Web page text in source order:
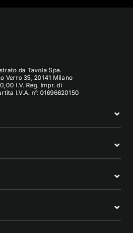
da Tavola Spa.
Verro 35, 20141 Milano
I.V. Reg. Impr. di
I.V.A. n°. 01696620150